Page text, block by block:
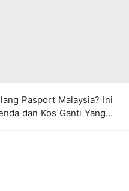
Pasport Malaysia? Ini
dan Kos Ganti Yang